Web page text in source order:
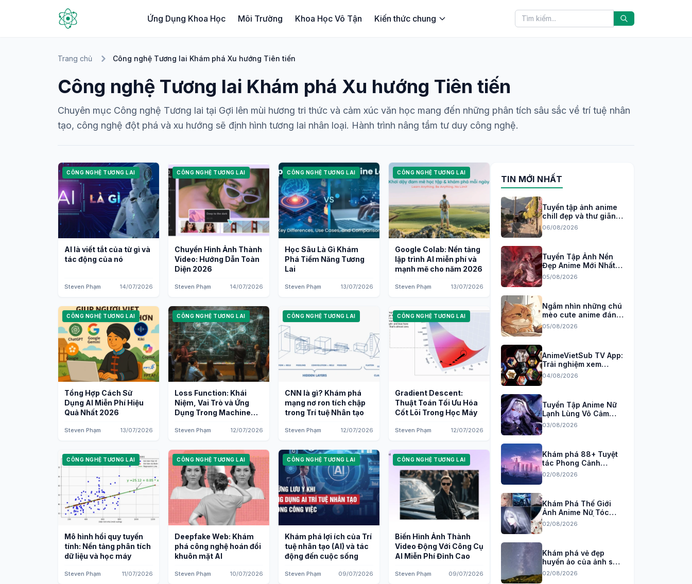
Ứng Dụng Khoa Học Môi Trường Khoa Học Vô Tận Kiến thức chung
Trang chủ Công nghệ Tương lai Khám phá Xu hướng Tiên tiến
Công nghệ Tương lai Khám phá Xu hướng Tiên tiến
Chuyên mục Công nghệ Tương lai tại Gợi lên mùi hương tri thức và cảm xúc văn học mang đến những phân tích sâu sắc về trí tuệ nhân
tạo, công nghệ đột phá và xu hướng sẽ định hình tương lai nhân loại. Hành trình nâng tầm tư duy công nghệ.
CÔNG NGHỆ TƯƠNG LAI
AI là viết tắt của từ gì và
tác động của nó
Steven Phạm 14/07/2026
CÔNG NGHỆ TƯƠNG LAI
Chuyển Hình Ảnh Thành
Video: Hướng Dẫn Toàn
Diện 2026
Steven Phạm 14/07/2026
CÔNG NGHỆ TƯƠNG LAI
Học Sâu Là Gì Khám
Phá Tiềm Năng Tương
Lai
Steven Phạm 13/07/2026
CÔNG NGHỆ TƯƠNG LAI
Google Colab: Nền tảng
lập trình AI miễn phí và
mạnh mẽ cho năm 2026
Steven Phạm 13/07/2026
CÔNG NGHỆ TƯƠNG LAI
Tổng Hợp Cách Sử
Dụng AI Miễn Phí Hiệu
Quả Nhất 2026
Steven Phạm 13/07/2026
CÔNG NGHỆ TƯƠNG LAI
Loss Function: Khái
Niệm, Vai Trò và Ứng
Dụng Trong Machine
Steven Phạm 12/07/2026
CÔNG NGHỆ TƯƠNG LAI
CNN là gì? Khám phá
mạng nơ ron tích chập
trong Trí tuệ Nhân tạo
Steven Phạm 12/07/2026
CÔNG NGHỆ TƯƠNG LAI
Gradient Descent:
Thuật Toán Tối Ưu Hóa
Cốt Lõi Trong Học Máy
Steven Phạm 12/07/2026
CÔNG NGHỆ TƯƠNG LAI
Mô hình hồi quy tuyến
tính: Nền tảng phân tích
dữ liệu và học máy
Steven Phạm 11/07/2026
CÔNG NGHỆ TƯƠNG LAI
Deepfake Web: Khám
phá công nghệ hoán đổi
khuôn mặt AI
Steven Phạm 10/07/2026
CÔNG NGHỆ TƯƠNG LAI
Khám phá lợi ích của Trí
tuệ nhân tạo (AI) và tác
động đến cuộc sống
Steven Phạm 09/07/2026
CÔNG NGHỆ TƯƠNG LAI
Biến Hình Ảnh Thành
Video Động Với Công Cụ
AI Miễn Phí Đỉnh Cao
Steven Phạm 09/07/2026
TIN MỚI NHẤT
Tuyển tập ảnh anime
chill đẹp và thư giãn
cho tâm trạng 2026
06/08/2026
Tuyển Tập Ảnh Nền
Đẹp Anime Mới Nhất
Cho Máy Tính 2026
05/08/2026
Ngắm nhìn những chú
mèo cute anime đáng
yêu nhất
05/08/2026
AnimeVietSub TV App:
Trải nghiệm xem
anime đỉnh cao trên
04/08/2026
Tuyển Tập Anime Nữ
Lạnh Lùng Vô Cảm
Cực Ngầu Đốn Tim
03/08/2026
Khám phá 88+ Tuyệt
tác Phong Cảnh
Anime 3D, 4K Sắc Nét
02/08/2026
Khám Phá Thế Giới
Ảnh Anime Nữ Tóc
Trắng Đầy Bí Ẩn và
02/08/2026
Khám phá vẻ đẹp
huyền ảo của ảnh sao
băng trên bầu trời
02/08/2026